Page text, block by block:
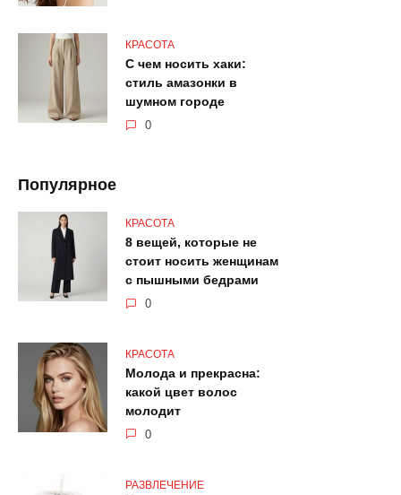
КРАСОТА
С чем носить хаки:
стиль амазонки в
шумном городе
0
Популярное
КРАСОТА
8 вещей, которые не
стоит носить женщинам
с пышными бедрами
0
КРАСОТА
Молода и прекрасна:
какой цвет волос
молодит
0
РАЗВЛЕЧЕНИЕ